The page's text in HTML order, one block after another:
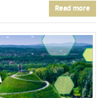
Read more